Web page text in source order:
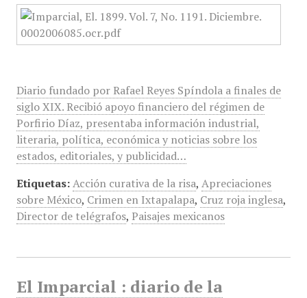
Diario fundado por Rafael Reyes Spíndola a finales de
siglo XIX. Recibió apoyo financiero del régimen de
Porfirio Díaz, presentaba información industrial,
literaria, política, económica y noticias sobre los
estados, editoriales, y publicidad…
Etiquetas: Acción curativa de la risa, Apreciaciones
sobre México, Crimen en Ixtapalapa, Cruz roja inglesa,
Director de telégrafos, Paisajes mexicanos
El Imparcial : diario de la